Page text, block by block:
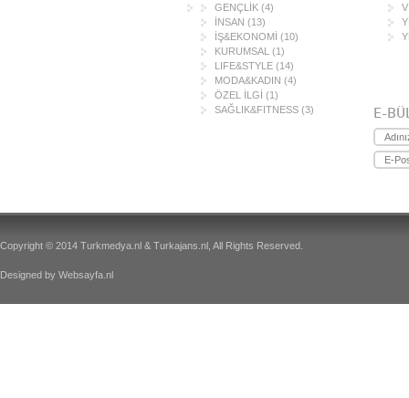
GENÇLİK (4)
İNSAN (13)
İŞ&EKONOMİ (10)
KURUMSAL (1)
LIFE&STYLE (14)
MODA&KADIN (4)
ÖZEL İLGİ (1)
SAĞLIK&FITNESS (3) E-
Copyright © 2014 Turkmedya.nl & Turkajans.nl, All Rights Reserved.
Designed by Websayfa.nl